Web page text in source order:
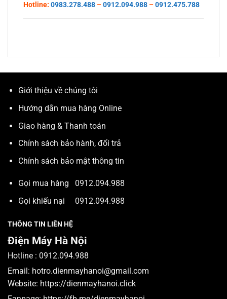
Hotline: 0983.278.488 –0912.094.988 –0912.475.788
Giới thiệu về chúng tôi
Hướng dẫn mua hàng Online
Giao hàng & Thanh toán
Chính sách bảo hành, đổi trả
Chính sách bảo mật thông tin
Gọi mua hàng 0912.094.988
Gọi khiếu nại 0912.094.988
THÔNG TIN LIÊN HỆ
Điện Máy Hà Nội
Hotline : 0912.094.988
Email: hotro.dienmayhanoi@gmail.com
Website: https://dienmayhanoi.click